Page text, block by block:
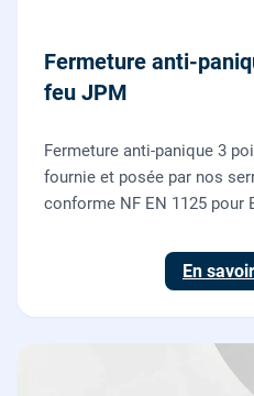
Fermeture anti-
feu JPM
Fermeture anti-panique 3
fournie et posée par nos
conforme NF EN 1125 pour
En